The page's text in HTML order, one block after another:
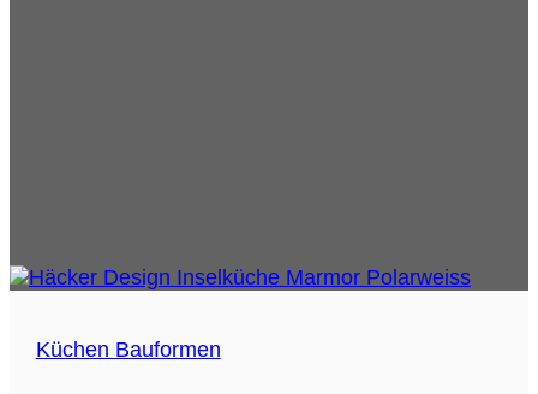
Küchen Bauformen